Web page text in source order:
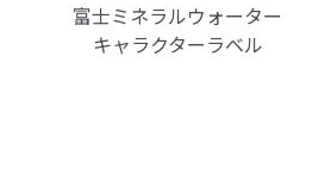
富士ミネラルウォーター
キャラクターラベル